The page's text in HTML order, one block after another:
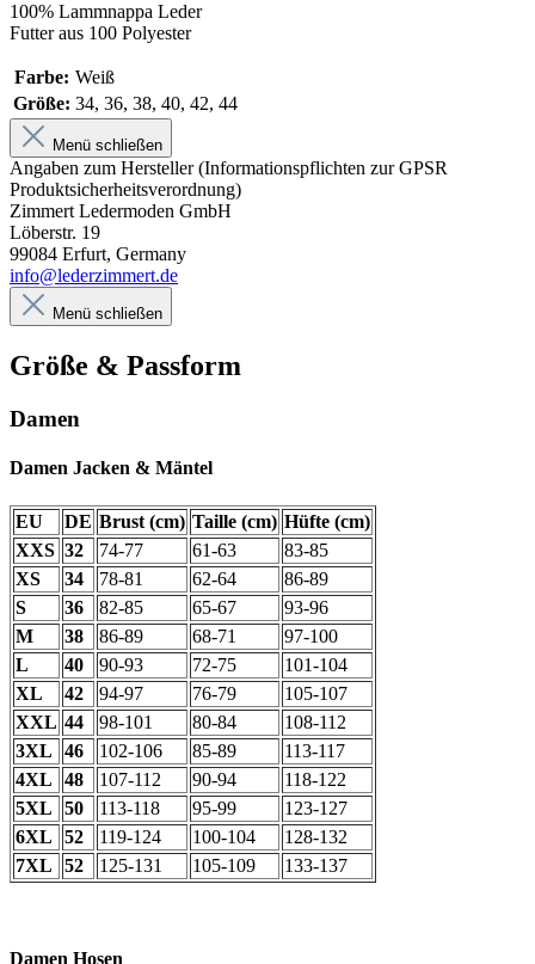
100% Lammnappa Leder
Futter aus 100 Polyester
Farbe: Weiß
Größe: 34, 36, 38, 40, 42, 44
Menü schließen
Angaben zum Hersteller (Informationspflichten zur GPSR
Produktsicherheitsverordnung)
Zimmert Ledermoden GmbH
Löberstr. 19
99084 Erfurt, Germany
info@lederzimmert.de
Menü schließen
Größe & Passform
Damen
Damen Jacken & Mäntel
EU DE Brust (cm) Taille (cm) Hüfte (cm)
XXS 32 74-77 61-63
83-85
XS
34 78-81 62-64
86-89
S
36 82-85 65-67
93-96
M
38 86-89 68-71
97-100
L
40 90-93 72-75
101-104
XL
42 94-97 76-79
105-107
XXL 44 98-101 80-84
108-112
3XL
46 102-106 85-89
113-117
4XL
48 107-112 90-94
118-122
5XL
50 113-118 95-99
123-127
6XL
52 119-124 100-104
128-132
7XL
52 125-131 105-109 133-137
Damen Hosen